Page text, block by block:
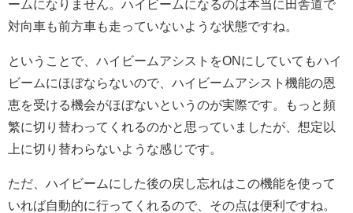
ームになりません。ハイビームになるのは本当に田舎道で
対向車も前方車も走っていないような状態ですね。
ということで、ハイビームアシストをONにしていてもハイ
ビームにほぼならないので、ハイビームアシスト機能の恩
恵を受ける機会がほぼないというのが実際です。もっと頻
繁に切り替わってくれるのかと思っていましたが、想定以
上に切り替わらないような感じです。
ただ、ハイビームにした後の戻し忘れはこの機能を使って
いれば自動的に行ってくれるので、その点は便利ですね。